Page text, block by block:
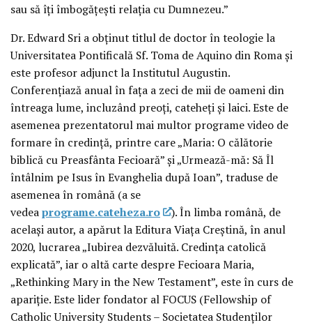
sau să îți îmbogățești relația cu Dumnezeu.”
Dr. Edward Sri a obținut titlul de doctor în teologie la
Universitatea Pontificală Sf. Toma de Aquino din Roma și
este profesor adjunct la Institutul Augustin.
Conferențiază anual în fața a zeci de mii de oameni din
întreaga lume, incluzând preoți, cateheți și laici. Este de
asemenea prezentatorul mai multor programe video de
formare în credință, printre care „Maria: O călătorie
biblică cu Preasfânta Fecioară” și „Urmează-mă: Să Îl
întâlnim pe Isus în Evanghelia după Ioan”, traduse de
asemenea în română (a se
vedeaprograme.cateheza.ro
). În limba română, de
același autor, a apărut la Editura Viața Creștină, în anul
2020, lucrarea „Iubirea dezvăluită. Credința catolică
explicată”, iar o altă carte despre Fecioara Maria,
„Rethinking Mary in the New Testament”, este în curs de
apariție. Este lider fondator al FOCUS (Fellowship of
Catholic University Students – Societatea Studenților